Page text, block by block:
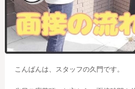
こんばんは、スタッフの久門です。